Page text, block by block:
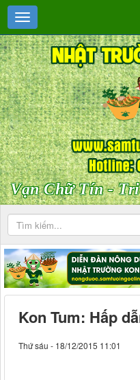
Vạn Chữ Tín -
Kon Tum: Hấp
Thứ sáu - 18/12/2015 11:01